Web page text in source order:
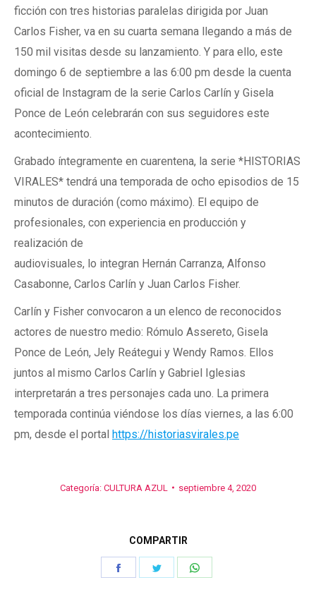
ficción con tres historias paralelas dirigida por Juan
Carlos Fisher, va en su cuarta semana llegando a más de
150 mil visitas desde su lanzamiento. Y para ello, este
domingo 6 de septiembre a las 6:00 pm desde la cuenta
oficial de Instagram de la serie Carlos Carlín y Gisela
Ponce de León celebrarán con sus seguidores este
acontecimiento.
Grabado íntegramente en cuarentena, la serie *HISTORIAS
VIRALES* tendrá una temporada de ocho episodios de 15
minutos de duración (como máximo). El equipo de
profesionales, con experiencia en producción y
realización de
audiovisuales, lo integran Hernán Carranza, Alfonso
Casabonne, Carlos Carlín y Juan Carlos Fisher.
Carlín y Fisher convocaron a un elenco de reconocidos
actores de nuestro medio: Rómulo Assereto, Gisela
Ponce de León, Jely Reátegui y Wendy Ramos. Ellos
juntos al mismo Carlos Carlín y Gabriel Iglesias
interpretarán a tres personajes cada uno. La primera
temporada continúa viéndose los días viernes, a las 6:00
pm, desde el portal https://historiasvirales.pe
Categoría: CULTURA AZUL septiembre 4, 2020
COMPARTIR